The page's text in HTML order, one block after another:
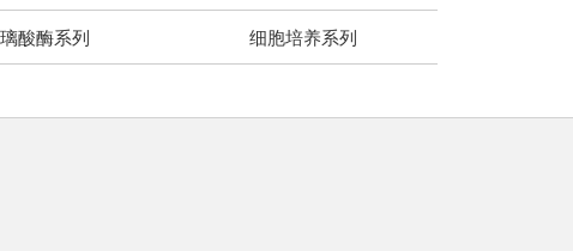
酸酶系列 细胞培养系列